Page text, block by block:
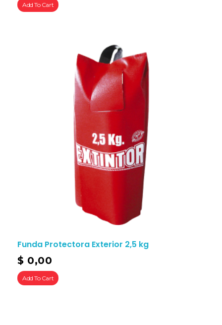
Add To Cart
Funda Protectora Exterior 2,5 kg
$ 0,00
Add To Cart